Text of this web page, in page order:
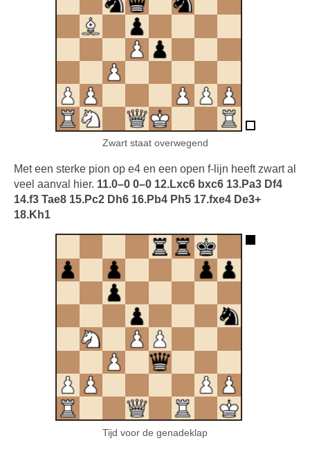
Zwart staat overwegend
Met een sterke pion op e4 en een open f-lijn heeft zwart al
veel aanval hier. 11.0–0 0–0 12.Lxc6 bxc6 13.Pa3 Df4
14.f3 Tae8 15.Pc2 Dh6 16.Pb4 Ph5 17.fxe4 De3+
18.Kh1
Tijd voor de genadeklap